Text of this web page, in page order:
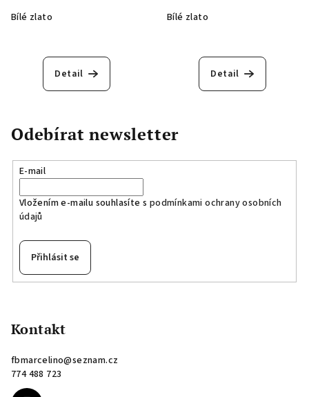
Bílé zlato
Detail
Bílé zlato
Detail
Odebírat newsletter
E-mail
Vložením e-mailu souhlasíte s podmínkami ochrany osobních
údajů
Přihlásit se
Kontakt
fbmarcelino@seznam.cz
774 488 723